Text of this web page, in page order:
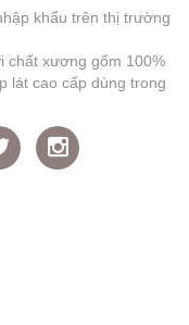
khẩu trên thị trường
chất xương gốm 100%
lát cao cấp dùng trong